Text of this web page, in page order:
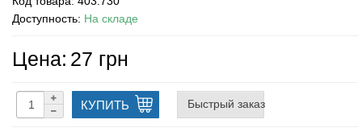
Доступность: На складе
Цена: 27 грн
КУПИТЬ Быстрый заказ